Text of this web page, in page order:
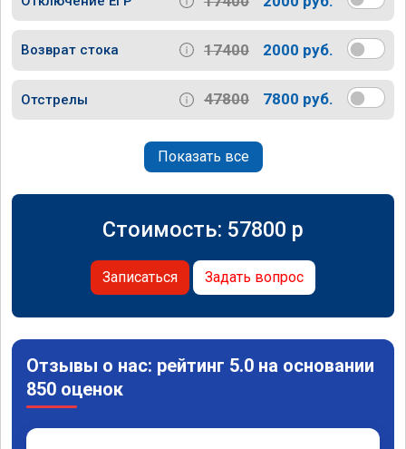
Возврат стока 17400 2000 руб.
Отстрелы 47800 7800 руб.
Показать все
Стоимость: 57800 p
Записаться Задать вопрос
Отзывы о нас: рейтинг 5.0 на основании
850 оценок